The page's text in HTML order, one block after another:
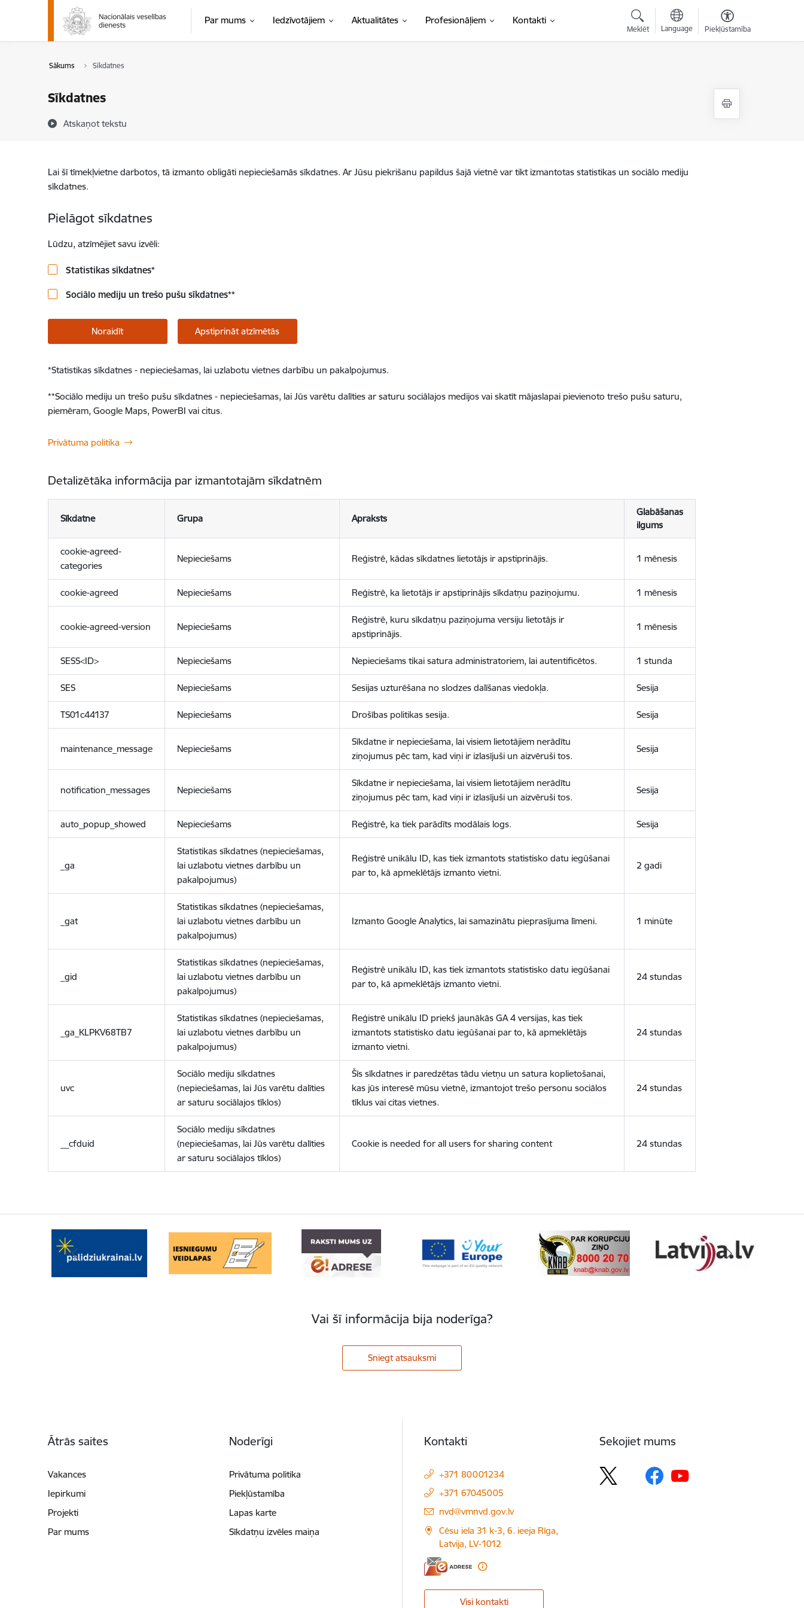
Pāriet uz lapas saturu
Par mums Iedzīvotājiem Aktualitātes Profesionāļiem Kontakti
Meklēt Language Piekļūstamība
Sākums Sīkdatnes
Sīkdatnes
Atskaņot tekstu
Lai šī tīmekļvietne darbotos, tā izmanto obligāti nepieciešamās sīkdatnes. Ar Jūsu piekrišanu papildus šajā vietnē var tikt izmantotas statistikas un sociālo mediju
sīkdatnes.
Pielāgot sīkdatnes
Lūdzu, atzīmējiet savu izvēli:
Statistikas sīkdatnes*
Sociālo mediju un trešo pušu sīkdatnes**
Noraidīt Apstiprināt atzīmētās
*Statistikas sīkdatnes - nepieciešamas, lai uzlabotu vietnes darbību un pakalpojumus.
**Sociālo mediju un trešo pušu sīkdatnes - nepieciešamas, lai Jūs varētu dalīties ar saturu sociālajos medijos vai skatīt mājaslapai pievienoto trešo pušu saturu,
piemēram, Google Maps, PowerBI vai citus.
Privātuma politika
Detalizētāka informācija par izmantotajām sīkdatnēm
Sīkdatne Grupa Apraksts
Glabāšanas
ilgums
cookie-agreed-
categories
Nepieciešams Reģistrē, kādas sīkdatnes lietotājs ir apstiprinājis. 1 mēnesis
cookie-agreed Nepieciešams Reģistrē, ka lietotājs ir apstiprinājis sīkdatņu paziņojumu. 1 mēnesis
cookie-agreed-version Nepieciešams
Reģistrē, kuru sīkdatņu paziņojuma versiju lietotājs ir
apstiprinājis.
1 mēnesis
SESS<ID> Nepieciešams Nepieciešams tikai satura administratoriem, lai autentificētos. 1 stunda
SES Nepieciešams Sesijas uzturēšana no slodzes dalīšanas viedokļa. Sesija
TS01c44137 Nepieciešams Drošības politikas sesija. Sesija
maintenance_message Nepieciešams
Sīkdatne ir nepieciešama, lai visiem lietotājiem nerādītu
ziņojumus pēc tam, kad viņi ir izlasījuši un aizvēruši tos.
Sesija
notification_messages Nepieciešams
Sīkdatne ir nepieciešama, lai visiem lietotājiem nerādītu
ziņojumus pēc tam, kad viņi ir izlasījuši un aizvēruši tos.
Sesija
auto_popup_showed Nepieciešams Reģistrē, ka tiek parādīts modālais logs. Sesija
_ga
Statistikas sīkdatnes (nepieciešamas,
lai uzlabotu vietnes darbību un
pakalpojumus)
Reģistrē unikālu ID, kas tiek izmantots statistisko datu iegūšanai
par to, kā apmeklētājs izmanto vietni.
2 gadi
_gat
Statistikas sīkdatnes (nepieciešamas,
lai uzlabotu vietnes darbību un
pakalpojumus)
Izmanto Google Analytics, lai samazinātu pieprasījuma līmeni. 1 minūte
_gid
Statistikas sīkdatnes (nepieciešamas,
lai uzlabotu vietnes darbību un
pakalpojumus)
Reģistrē unikālu ID, kas tiek izmantots statistisko datu iegūšanai
par to, kā apmeklētājs izmanto vietni.
24 stundas
_ga_KLPKV68TB7
Statistikas sīkdatnes (nepieciešamas,
lai uzlabotu vietnes darbību un
pakalpojumus)
Reģistrē unikālu ID priekš jaunākās GA 4 versijas, kas tiek
izmantots statistisko datu iegūšanai par to, kā apmeklētājs
izmanto vietni.
24 stundas
uvc
Sociālo mediju sīkdatnes
(nepieciešamas, lai Jūs varētu dalīties
ar saturu sociālajos tīklos)
Šīs sīkdatnes ir paredzētas tādu vietņu un satura koplietošanai,
kas jūs interesē mūsu vietnē, izmantojot trešo personu sociālos
tīklus vai citas vietnes.
24 stundas
__cfduid
Sociālo mediju sīkdatnes
(nepieciešamas, lai Jūs varētu dalīties
ar saturu sociālajos tīklos)
Cookie is needed for all users for sharing content 24 stundas
Vai šī informācija bija noderīga?
Sniegt atsauksmi
Ātrās saites
Vakances
Iepirkumi
Projekti
Par mums
Noderīgi
Privātuma politika
Piekļūstamība
Lapas karte
Sīkdatņu izvēles maiņa
Kontakti
+371 80001234
+371 67045005
E-pasts:
nvd@vmnvd.gov.lv
Cēsu iela 31 k-3, 6. ieeja Rīga,
Latvija, LV-1012
Visi kontakti
Sekojiet mums